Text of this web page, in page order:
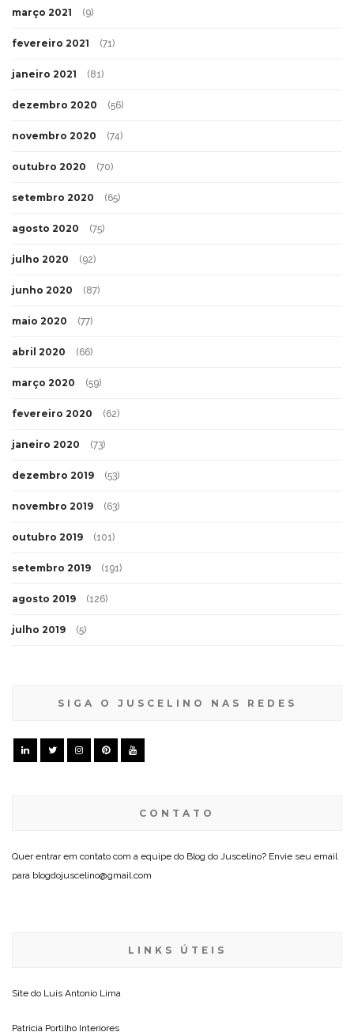
março 2021 (9)
fevereiro 2021 (71)
janeiro 2021 (81)
dezembro 2020 (56)
novembro 2020 (74)
outubro 2020 (70)
setembro 2020 (65)
agosto 2020 (75)
julho 2020 (92)
junho 2020 (87)
maio 2020 (77)
abril 2020 (66)
março 2020 (59)
fevereiro 2020 (62)
janeiro 2020 (73)
dezembro 2019 (53)
novembro 2019 (63)
outubro 2019 (101)
setembro 2019 (191)
agosto 2019 (126)
julho 2019 (5)
SIGA O JUSCELINO NAS REDES
CONTATO
Quer entrar em contato com a equipe do Blog do Juscelino? Envie seu email
para blogdojuscelino@gmail.com
LINKS ÚTEIS
Site do Luis Antonio Lima
Patricia Portilho Interiores